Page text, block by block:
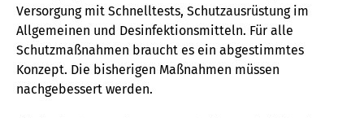
Versorgung mit Schnelltests, Schutzausrüstung im
Allgemeinen und Desinfektionsmitteln. Für alle
Schutzmaßnahmen braucht es ein abgestimmtes
Konzept. Die bisherigen Maßnahmen müssen
nachgebessert werden.